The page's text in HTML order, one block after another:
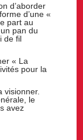
d’aborder
d’une «
part au
pan du
de fil
« La
pour la
visionner.
le
avez